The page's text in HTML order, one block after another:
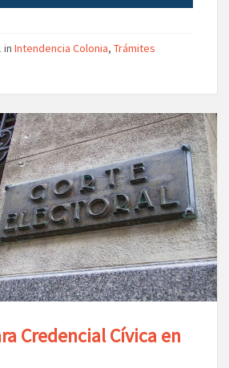
in Intendencia Colonia, Trámites
Credencial Cívica en